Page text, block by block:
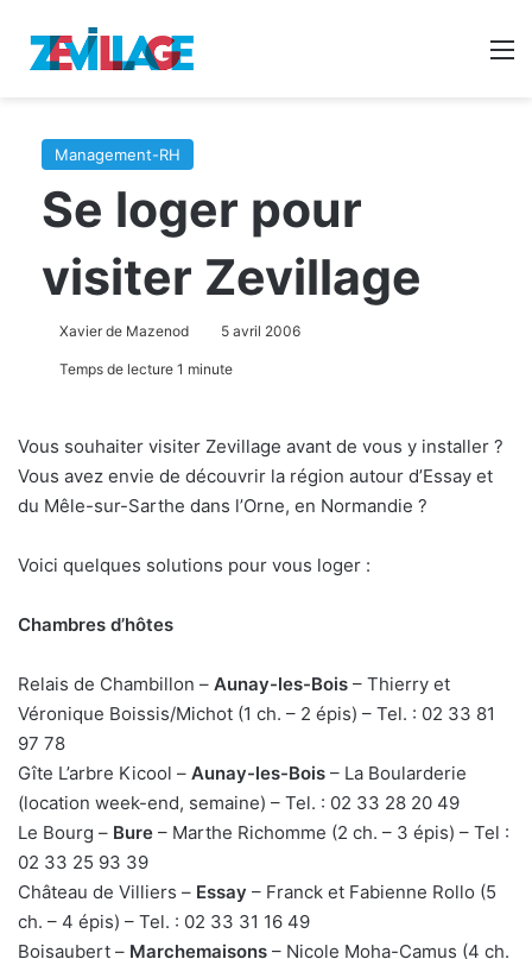
Management-RH
Se loger pour
visiter Zevillage
Xavier de Mazenod 5 avril 2006
Temps de lecture 1 minute
Vous souhaiter visiter Zevillage avant de vous y installer ?
Vous avez envie de découvrir la région autour d’Essay et
du Mêle-sur-Sarthe dans l’Orne, en Normandie ?
Voici quelques solutions pour vous loger :
Chambres d’hôtes
Relais de Chambillon – Aunay-les-Bois – Thierry et
Véronique Boissis/Michot (1 ch. – 2 épis) – Tel. : 02 33 81
97 78
Gîte L’arbre Kicool – Aunay-les-Bois – La Boularderie
(location week-end, semaine) – Tel. : 02 33 28 20 49
Le Bourg – Bure – Marthe Richomme (2 ch. – 3 épis) – Tel :
02 33 25 93 39
Château de Villiers – Essay – Franck et Fabienne Rollo (5
ch. – 4 épis) – Tel. : 02 33 31 16 49
Boisaubert – Marchemaisons – Nicole Moha-Camus (4 ch.